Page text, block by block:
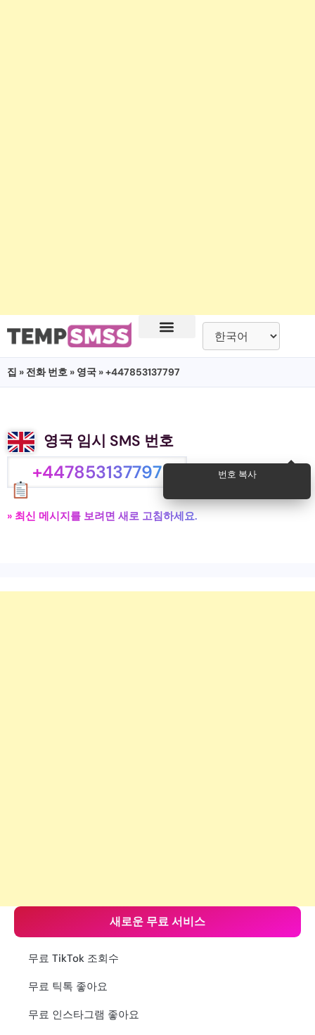
집 » 전화 번호 » 영국 » +447853137797
영국 임시 SMS 번호
+447853137797 번호 복사
» 최신 메시지를 보려면 새로 고침하세요.
새로운 무료 서비스
무료 TikTok 조회수
무료 틱톡 좋아요
무료 인스타그램 좋아요